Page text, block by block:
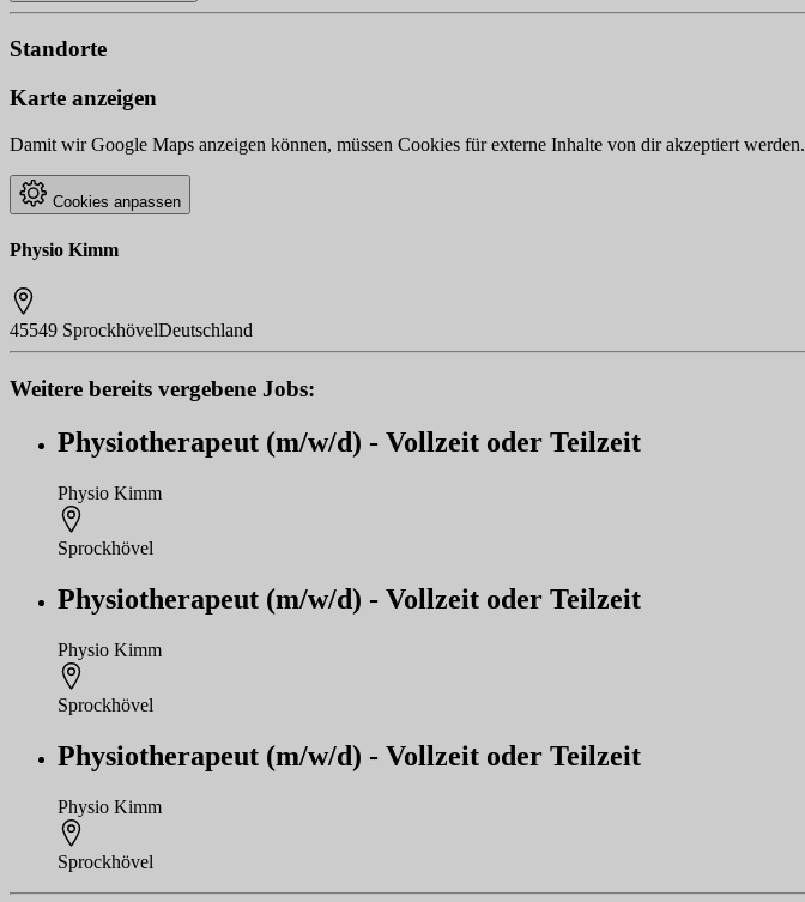
Standorte
Karte anzeigen
Damit wir Google Maps anzeigen können, müssen Cookies für externe Inhalte von dir akzeptiert werden.
Cookies anpassen
Physio Kimm
45549 SprockhövelDeutschland
Weitere bereits vergebene Jobs:
Physiotherapeut (m/w/d) - Vollzeit oder Teilzeit
Physio Kimm
Sprockhövel
Physiotherapeut (m/w/d) - Vollzeit oder Teilzeit
Physio Kimm
Sprockhövel
Physiotherapeut (m/w/d) - Vollzeit oder Teilzeit
Physio Kimm
Sprockhövel